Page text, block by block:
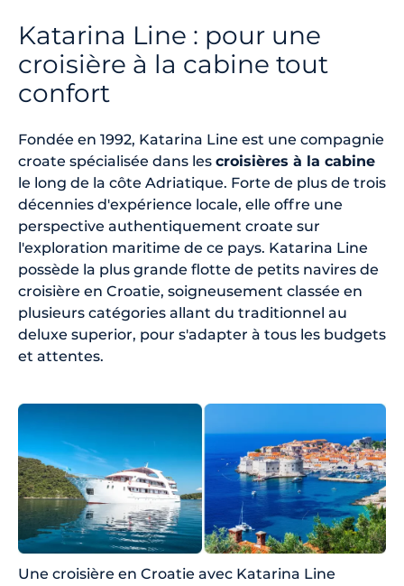
Katarina Line : pour une
croisière à la cabine tout
confort
Fondée en 1992, Katarina Line est une compagnie
croate spécialisée dans les croisières à la cabine
le long de la côte Adriatique. Forte de plus de trois
décennies d'expérience locale, elle offre une
perspective authentiquement croate sur
l'exploration maritime de ce pays. Katarina Line
possède la plus grande flotte de petits navires de
croisière en Croatie, soigneusement classée en
plusieurs catégories allant du traditionnel au
deluxe superior, pour s'adapter à tous les budgets
et attentes.
Une croisière en Croatie avec Katarina Line